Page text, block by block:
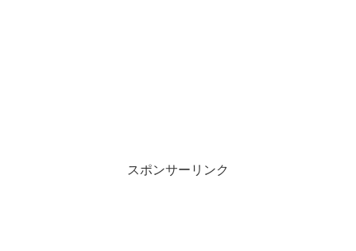
スポンサーリンク